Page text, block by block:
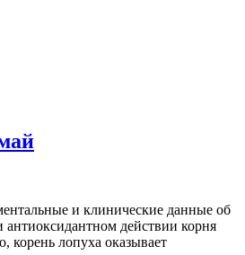
и клинические данные об
антиоксидантном действии корня
корень лопуха оказывает